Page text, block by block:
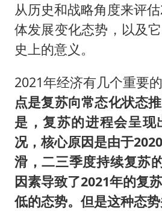
从历史和战略角度来评
体发展变化态势，以及
史上的意义。
2021年经济有几个重要
点是复苏向常态化状态
是，复苏的进程会呈现
况，核心原因是由于
滑，二三季度持续复苏
因素导致了2021年的复
低的态势。但是这种态